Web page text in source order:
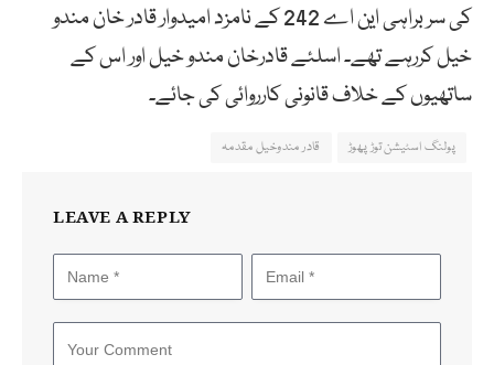
کی سر براہی این اے 242 کے نامزد امیدوار قادر خان مندو
خیل کررہے تھے۔ اسلئے قادرخان مندو خیل اور اس کے
ساتھیوں کے خلاف قانونی کارروائی کی جائے۔
پولنگ اسٹیشن توڑ پھوڑ قادر مندوخیل مقدمہ
LEAVE A REPLY